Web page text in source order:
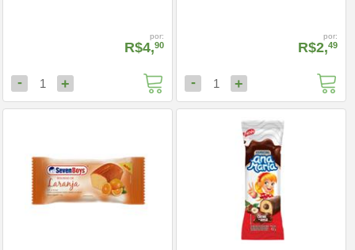
por:
R$4,90
- 1 +
por:
R$2,49
- 1 +